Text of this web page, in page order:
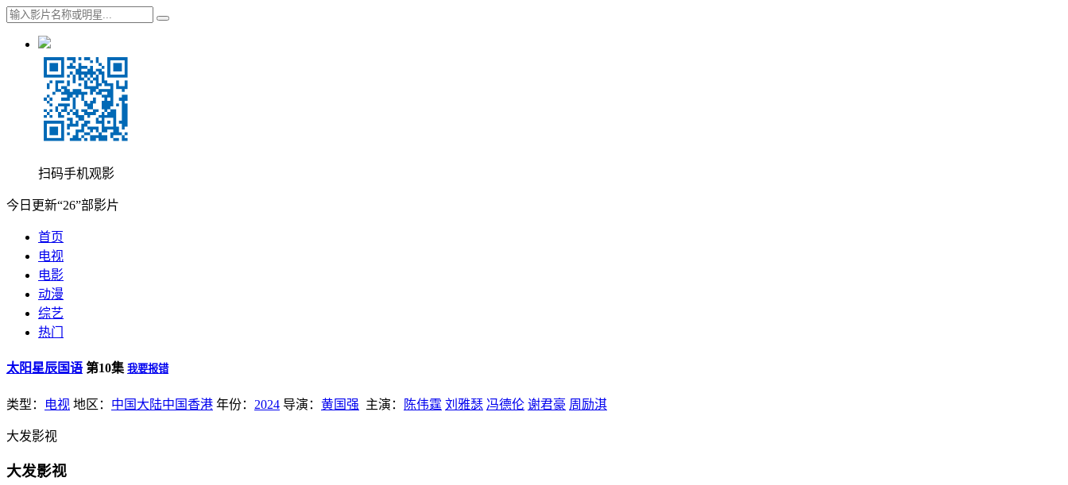
扫码手机观影
今日更新“26”部影片
首页
电视
电影
动漫
综艺
热门
太阳星辰国语 第10集 我要报错
类型： 电视 地区： 中国大陆中国香港 年份： 2024 导演： 黄国强 主演： 陈伟霆 刘雅瑟 冯德伦 谢君豪 周励淇
大发影视
大发影视